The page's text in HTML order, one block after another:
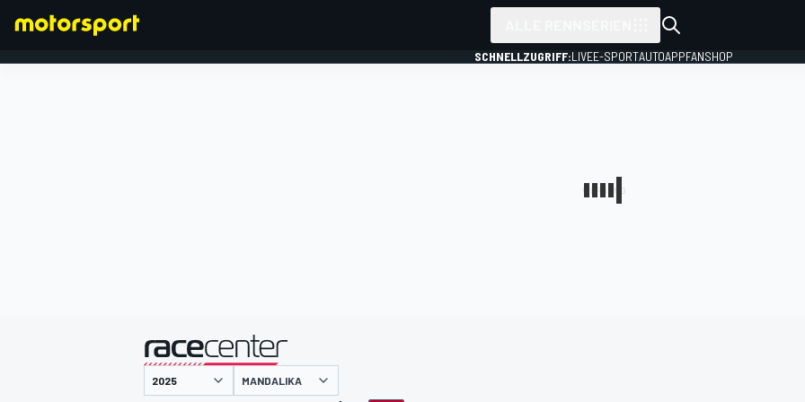
SCHNELLZUGRIFF:LIVEE-SPORTAUTOAPPFANSHOP
MANDALIKA